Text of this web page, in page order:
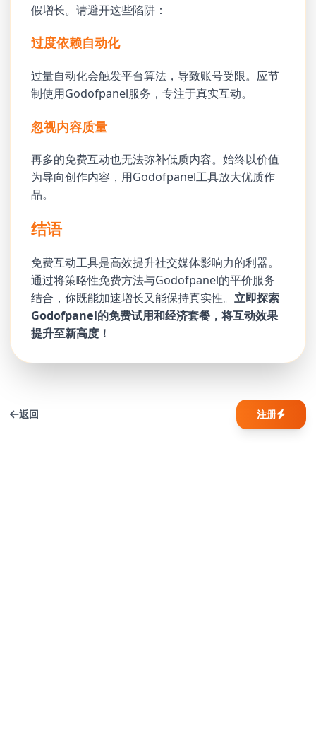
假增长。请避开这些陷阱：
过度依赖自动化
过量自动化会触发平台算法，导致账号受限。应节
制使用Godofpanel服务，专注于真实互动。
忽视内容质量
再多的免费互动也无法弥补低质内容。始终以价值
为导向创作内容，用Godofpanel工具放大优质作
品。
结语
免费互动工具是高效提升社交媒体影响力的利器。
通过将策略性免费方法与Godofpanel的平价服务
结合，你既能加速增长又能保持真实性。立即探索
Godofpanel的免费试用和经济套餐，将互动效果
提升至新高度！
返回 注册